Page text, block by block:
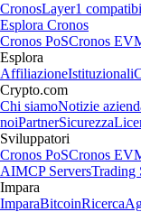
CronosLayer1
Esplora Cronos
Cronos PoSCronos
Esplora
AffiliazioneIstituzionali
Crypto.com
Chi siamoNotizie
noiPartnerSicurezza
Sviluppatori
Cronos PoSCronos
AIMCP ServersTrading
Impara
ImparaBitcoinRicerca